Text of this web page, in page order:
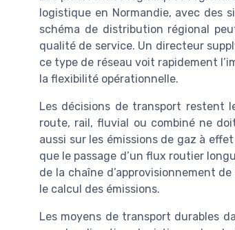
logistique en Normandie, avec des
schéma de distribution régional
qualité de service. Un directeur
ce type de réseau voit rapidement
la flexibilité opérationnelle.
Les décisions de transport restent
route, rail, fluvial ou combiné ne
aussi sur les émissions de gaz à
que le passage d’un flux routier
de la chaîne d’approvisionnement
le calcul des émissions.
Les moyens de transport durables